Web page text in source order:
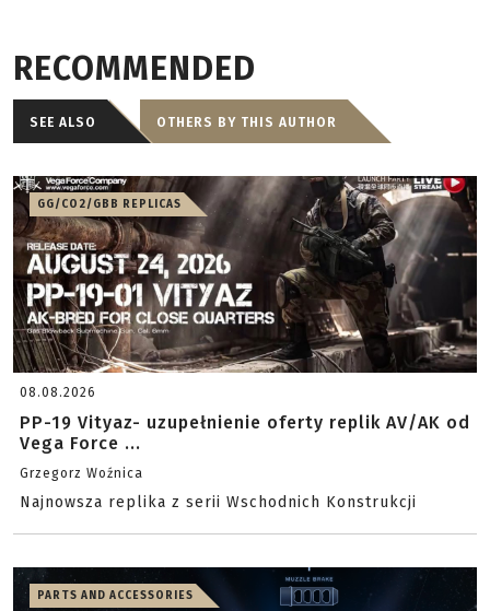
RECOMMENDED
SEE ALSO OTHERS BY THIS AUTHOR
GG/CO2/GBB REPLICAS
08.08.2026
PP-19 Vityaz- uzupełnienie oferty replik AV/AK od
Vega Force ...
Grzegorz Woźnica
Najnowsza replika z serii Wschodnich Konstrukcji
PARTS AND ACCESSORIES